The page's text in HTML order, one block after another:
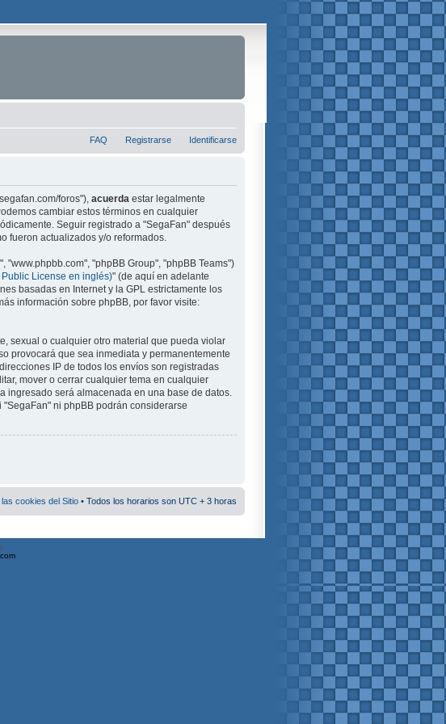
FAQ Registrarse Identificarse
foros"), acuerda estar legalmente
cambiar estos términos en cualquier
Seguir registrado a "SegaFan" después
fueron actualizados y/o reformados.
"phpBB Group", "phpBB Teams")
License en inglés)" (de aquí en adelante
basadas en Internet y la GPL estrictamente los
información sobre phpBB, por favor visite:
sexual o cualquier otro material que pueda violar
provocará que sea inmediata y permanentemente
IP de todos los envíos son registradas
mover o cerrar cualquier tema en cualquier
ingresado será almacenada en una base de datos.
ni phpBB podrán considerarse
cookies del Sitio • Todos los horarios son UTC + 3 horas